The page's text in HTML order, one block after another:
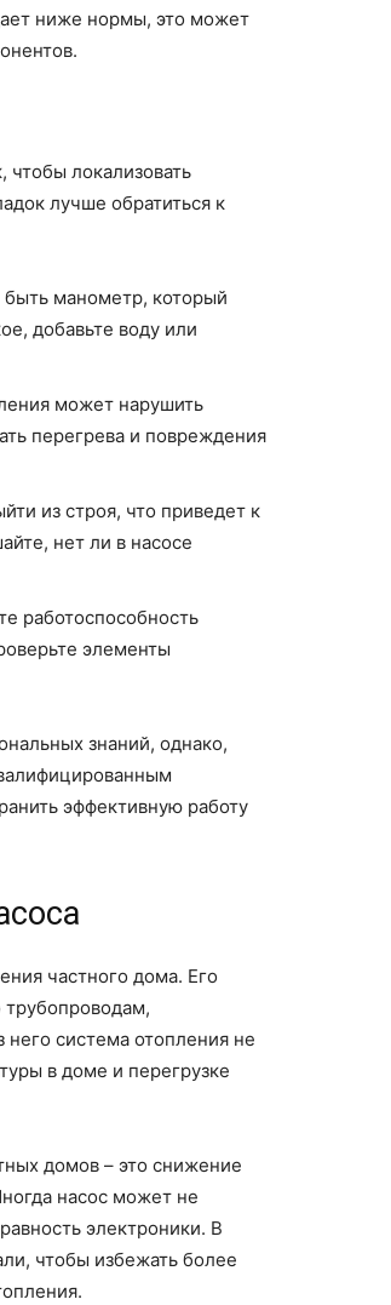
ниже нормы, это может
локализовать
лучше обратиться к
манометр, который
добавьте воду или
может нарушить
перегрева и повреждения
из строя, что приведет к
нет ли в насосе
работоспособность
элементы
знаний, однако,
эффективную работу
частного дома. Его
система отопления не
в доме и перегрузке
домов – это снижение
насос может не
электроники. В
чтобы избежать более